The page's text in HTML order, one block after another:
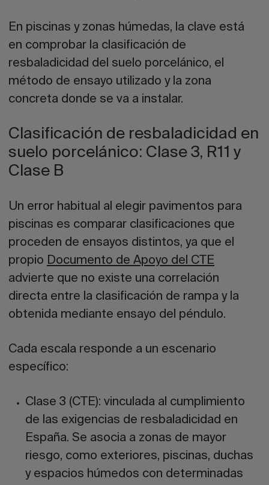
En piscinas y zonas húmedas, la clave está
en comprobar la clasificación de
resbaladicidad del suelo porcelánico, el
método de ensayo utilizado y la zona
concreta donde se va a instalar.
Clasificación de resbaladicidad en
suelo porcelánico: Clase 3, R11 y
Clase B
Un error habitual al elegir pavimentos para
piscinas es comparar clasificaciones que
proceden de ensayos distintos, ya que el
propio Documento de Apoyo del CTE
advierte que no existe una correlación
directa entre la clasificación de rampa y la
obtenida mediante ensayo del péndulo.
Cada escala responde a un escenario
específico:
Clase 3 (CTE): vinculada al cumplimiento
de las exigencias de resbaladicidad en
España. Se asocia a zonas de mayor
riesgo, como exteriores, piscinas, duchas
y espacios húmedos con determinadas